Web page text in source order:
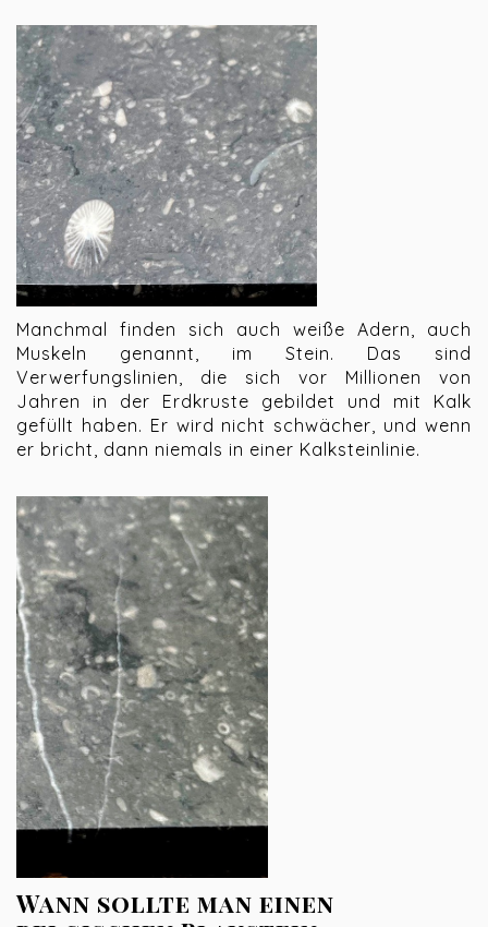
Manchmal finden sich auch weiße Adern, auch
Muskeln genannt, im Stein. Das sind
Verwerfungslinien, die sich vor Millionen von
Jahren in der Erdkruste gebildet und mit Kalk
gefüllt haben. Er wird nicht schwächer, und wenn
er bricht, dann niemals in einer Kalksteinlinie.
Wann sollte man einen